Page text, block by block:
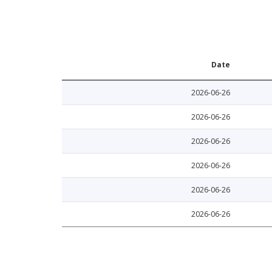
Date
2026-06-26
2026-06-26
2026-06-26
2026-06-26
2026-06-26
2026-06-26